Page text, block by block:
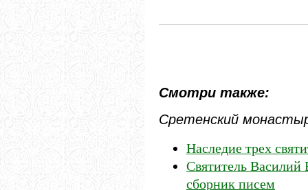
Смотри также:
Сретенский
Наследие трех
Святитель
сборник писем